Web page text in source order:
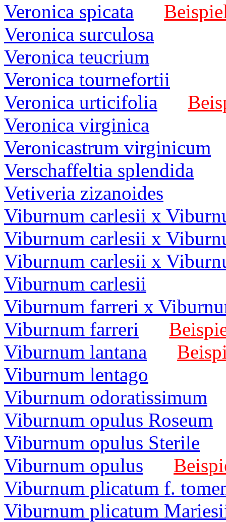
Veronica spicata
Veronica surculosa
Veronica teucrium
Veronica tournefortii
Veronica urticifolia
Veronica virginica
Veronicastrum virginicum
Verschaffeltia splendida
Vetiveria zizanoides
Viburnum carlesii x
Viburnum carlesii x
Viburnum carlesii x
Viburnum carlesii
Viburnum farreri x
Viburnum farreri
Viburnum lantana
Viburnum lentago
Viburnum odoratissimum
Viburnum opulus Roseum
Viburnum opulus Sterile
Viburnum opulus
Viburnum plicatum f.
Viburnum plicatum